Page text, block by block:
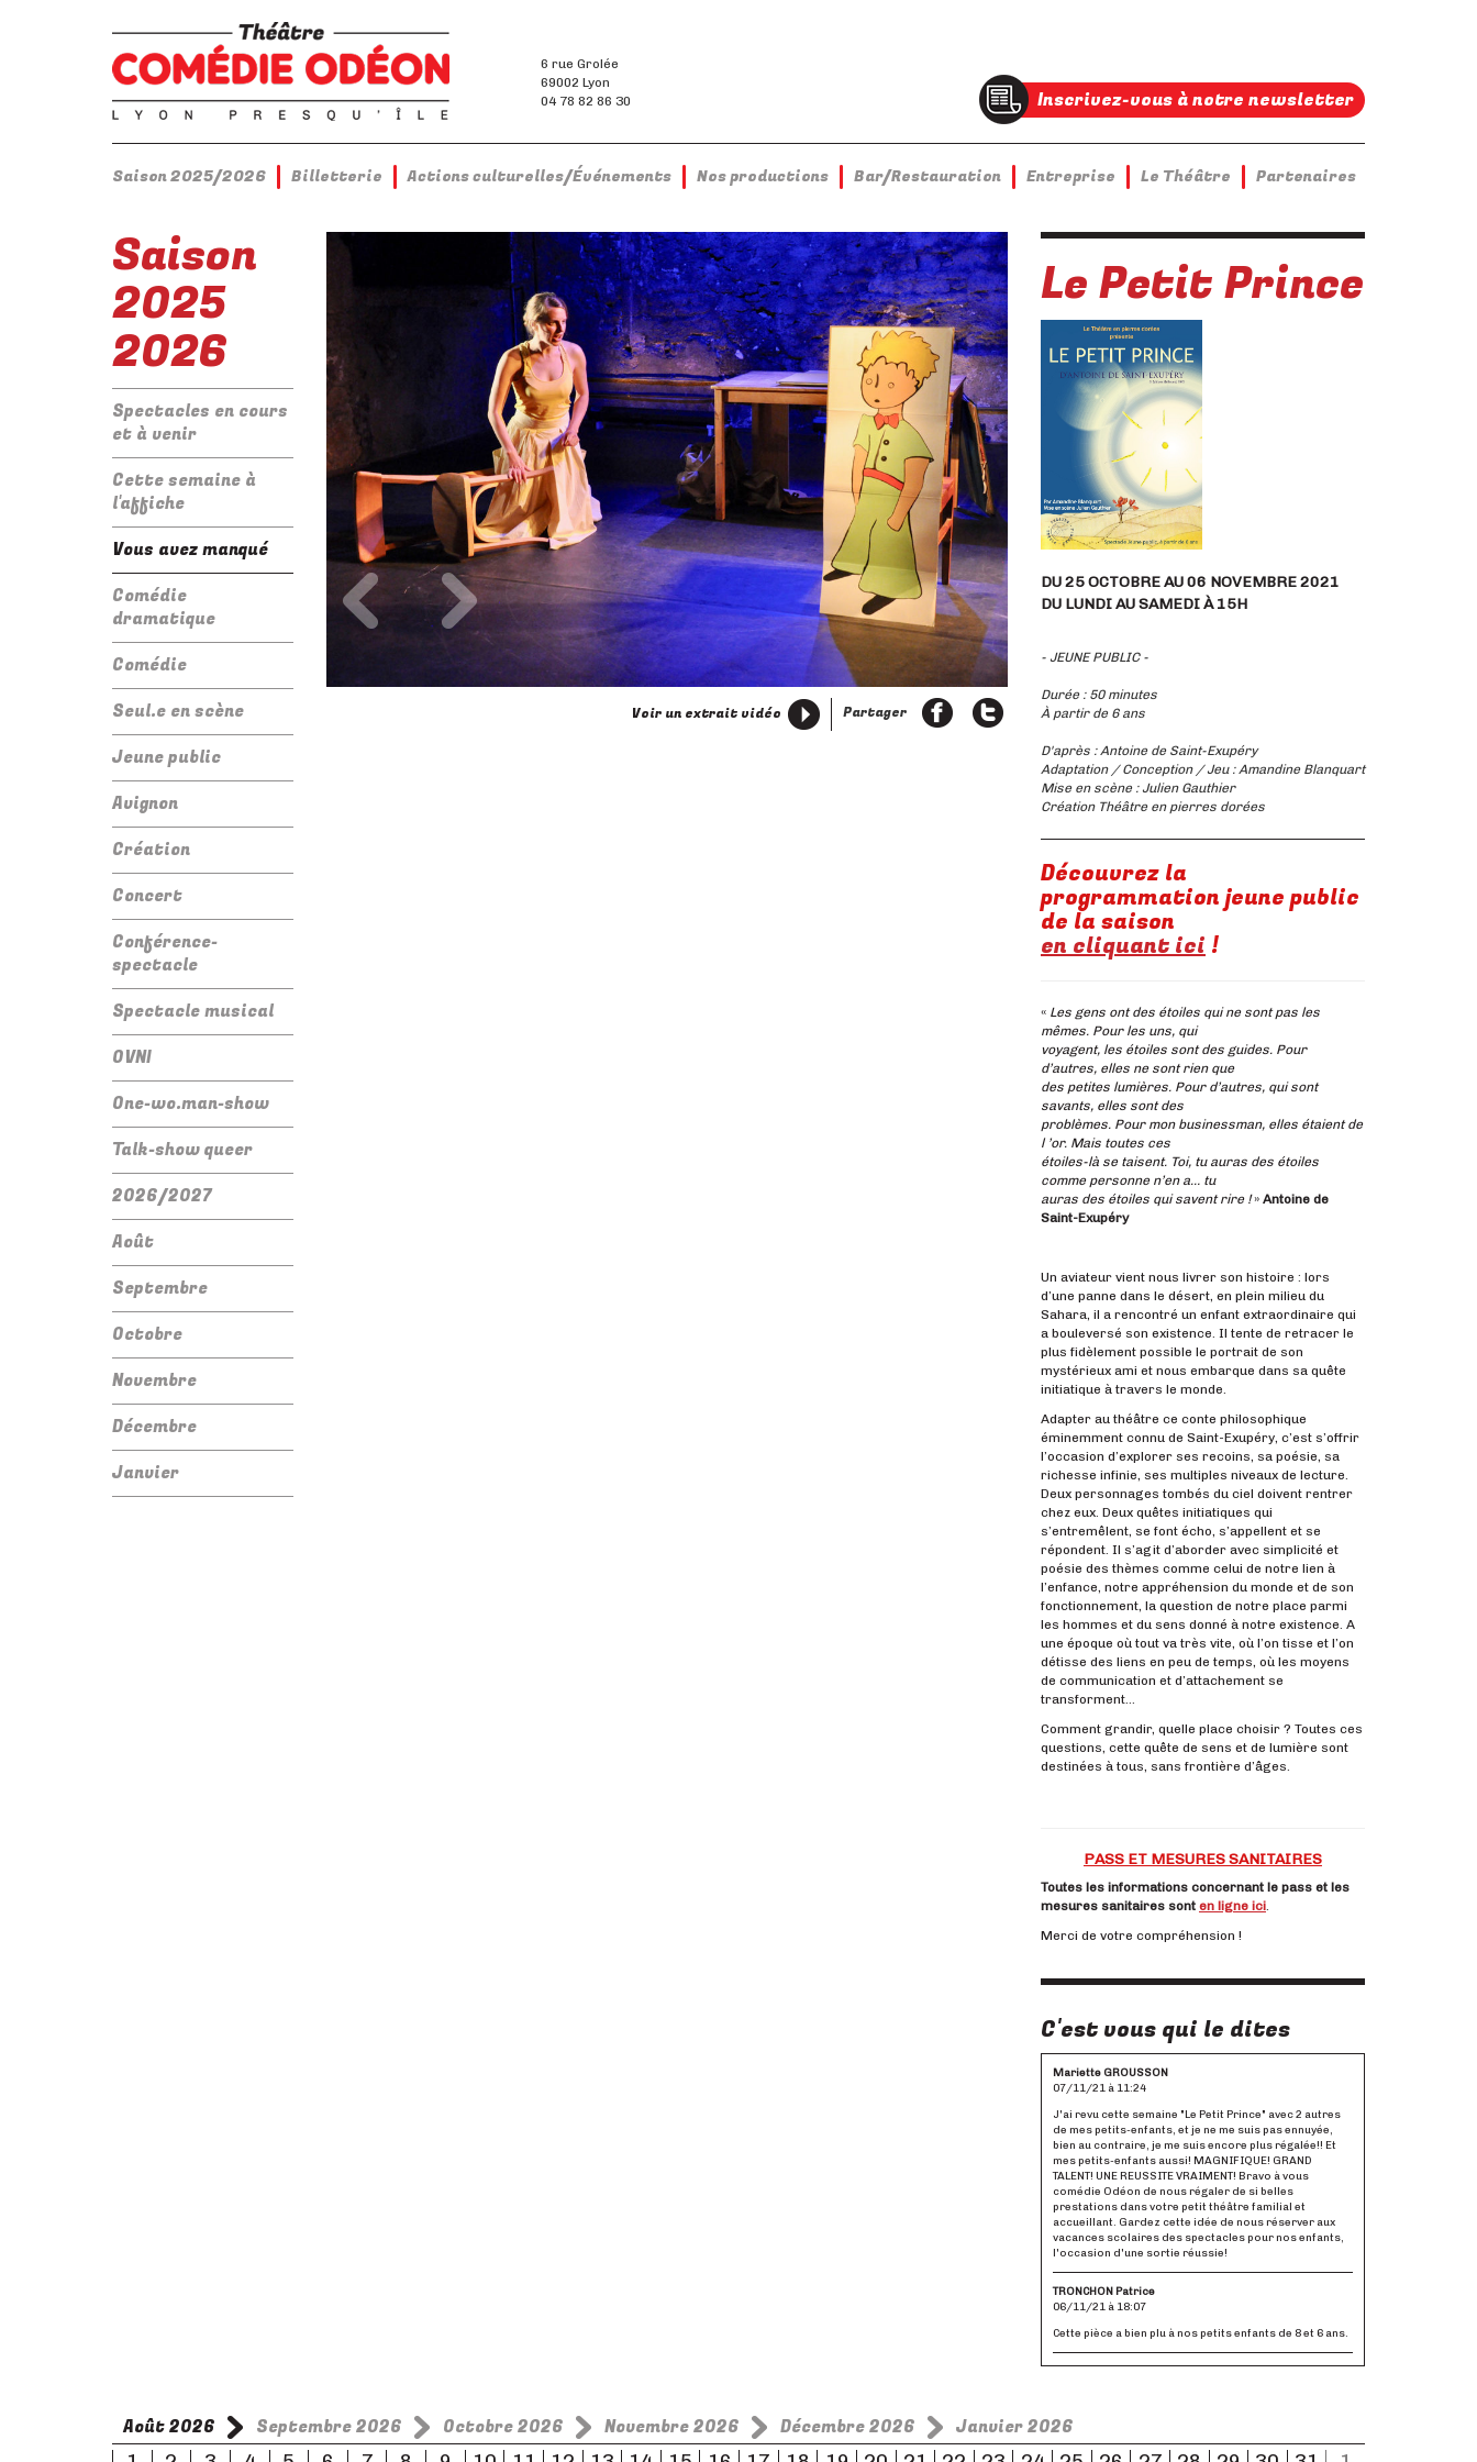
6 rue Grolée
69002 Lyon
04 78 82 86 30
Inscrivez-vous à notre newsletter
Saison 2025/2026 Billetterie Actions culturelles/Événements Nos productions Bar/Restauration Entreprise Le Théâtre Partenaires
Saison
2025
2026
Spectacles en cours
et à venir
Cette semaine à
l'affiche
Vous avez manqué
Comédie
dramatique
Comédie
Seul.e en scène
Jeune public
Avignon
Création
Concert
Conférence-
spectacle
Spectacle musical
OVNI
One-wo.man-show
Talk-show queer
2026/2027
Août
Septembre
Octobre
Novembre
Décembre
Janvier
PrécédentSuivant
Partager
Voir un extrait vidéo
Le Petit Prince
DU 25 OCTOBRE AU 06 NOVEMBRE 2021
DU LUNDI AU SAMEDI À 15H
- JEUNE PUBLIC -
Durée : 50 minutes
À partir de 6 ans
D'après : Antoine de Saint-Exupéry
Adaptation / Conception / Jeu : Amandine Blanquart
Mise en scène : Julien Gauthier
Création Théâtre en pierres dorées
Découvrez la
programmation jeune public
de la saison
en cliquant ici !
« Les gens ont des étoiles qui ne sont pas les
mêmes. Pour les uns, qui
voyagent, les étoiles sont des guides. Pour
d’autres, elles ne sont rien que
des petites lumières. Pour d’autres, qui sont
savants, elles sont des
problèmes. Pour mon businessman, elles étaient de
l ’or. Mais toutes ces
étoiles-là se taisent. Toi, tu auras des étoiles
comme personne n’en a… tu
auras des étoiles qui savent rire !» Antoine de
Saint-Exupéry
Un aviateur vient nous livrer son histoire : lors
d’une panne dans le désert, en plein milieu du
Sahara, il a rencontré un enfant extraordinaire qui
a bouleversé son existence. Il tente de retracer le
plus fidèlement possible le portrait de son
mystérieux ami et nous embarque dans sa quête
initiatique à travers le monde.
Adapter au théâtre ce conte philosophique
éminemment connu de Saint-Exupéry, c’est s’offrir
l’occasion d’explorer ses recoins, sa poésie, sa
richesse infinie, ses multiples niveaux de lecture.
Deux personnages tombés du ciel doivent rentrer
chez eux. Deux quêtes initiatiques qui
s’entremêlent, se font écho, s’appellent et se
répondent. Il s’agit d’aborder avec simplicité et
poésie des thèmes comme celui de notre lien à
l’enfance, notre appréhension du monde et de son
fonctionnement, la question de notre place parmi
les hommes et du sens donné à notre existence. A
une époque où tout va très vite, où l’on tisse et l’on
détisse des liens en peu de temps, où les moyens
de communication et d’attachement se
transforment…
Comment grandir, quelle place choisir ? Toutes ces
questions, cette quête de sens et de lumière sont
destinées à tous, sans frontière d’âges.
PASS ET MESURES SANITAIRES
Toutes les informations concernant le pass et les
mesures sanitaires sont en ligne ici.
Merci de votre compréhension !
C'est vous qui le dites
Mariette GROUSSON
07/11/21 à 11:24
J'ai revu cette semaine "Le Petit Prince" avec 2 autres
de mes petits-enfants, et je ne me suis pas ennuyée,
bien au contraire, je me suis encore plus régalée!! Et
mes petits-enfants aussi! MAGNIFIQUE! GRAND
TALENT! UNE REUSSITE VRAIMENT! Bravo à vous
comédie Odéon de nous régaler de si belles
prestations dans votre petit théâtre familial et
accueillant. Gardez cette idée de nous réserver aux
vacances scolaires des spectacles pour nos enfants,
l'occasion d'une sortie réussie!
TRONCHON Patrice
06/11/21 à 18:07
Cette pièce a bien plu à nos petits enfants de 8 et 6 ans.
filles jumelles de 9 ans. L'une a bien aimé et l'autre a
adoré, comme moi. Nous avons été séduites par le jeu
Août 2026 Septembre 2026 Octobre 2026 Novembre 2026 Décembre 2026
Janvier 2026